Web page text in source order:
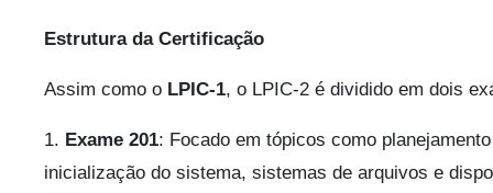
Estrutura da Certificação
Assim como o LPIC-1, o LPIC-2 é dividido em dois
1. Exame 201: Focado em tópicos como
inicialização do sistema, sistemas de arquivos e